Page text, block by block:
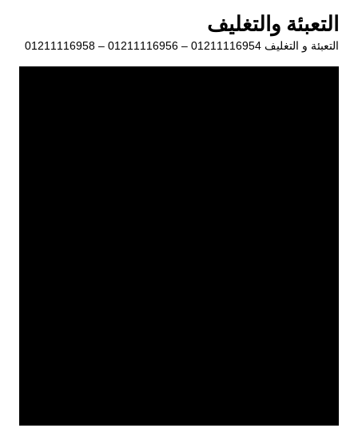
المحتوى
التعبئة والتغليف
التعبئة و التغليف 01211116954 – 01211116956 – 01211116958